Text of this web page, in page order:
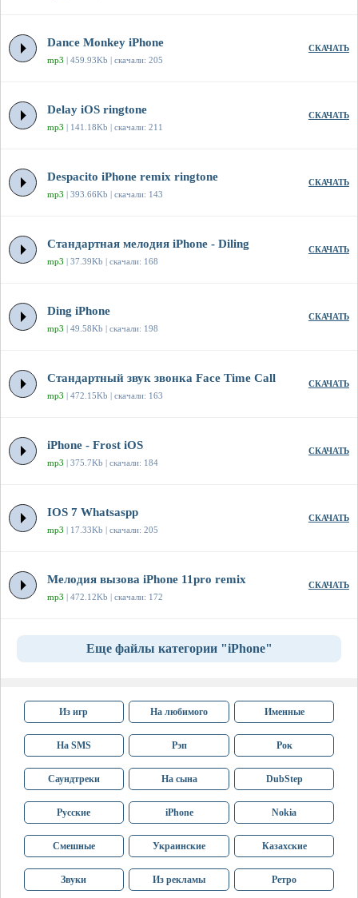
Dance Monkey iPhone
mp3 | 459.93Kb | скачали: 205
СКАЧАТЬ
Delay iOS ringtone
mp3 | 141.18Kb | скачали: 211
СКАЧАТЬ
Despacito iPhone remix ringtone
mp3 | 393.66Kb | скачали: 143
СКАЧАТЬ
Стандартная мелодия iPhone - Diling
mp3 | 37.39Kb | скачали: 168
СКАЧАТЬ
Ding iPhone
mp3 | 49.58Kb | скачали: 198
СКАЧАТЬ
Стандартный звук звонка Face Time Call
mp3 | 472.15Kb | скачали: 163
СКАЧАТЬ
iPhone - Frost iOS
mp3 | 375.7Kb | скачали: 184
СКАЧАТЬ
IOS 7 Whatsaspp
mp3 | 17.33Kb | скачали: 205
СКАЧАТЬ
Мелодия вызова iPhone 11pro remix
mp3 | 472.12Kb | скачали: 172
СКАЧАТЬ
Еще файлы категории "iPhone"
Из игр На любимого Именные
На SMS Рэп Рок
Саундтреки На сына DubStep
Русские iPhone Nokia
Смешные Украинские Казахские
Звуки Из рекламы Ретро